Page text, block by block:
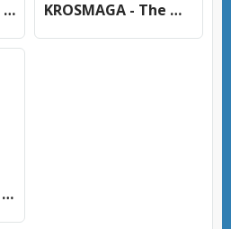
Big 2 (Биг 2) [МОД Unlocked] APK Android KROSMAGA - The WAKFU Card Game (Кросмага) [МОД Меню] APK Android
Twin Cards : Video Chat [МОД Много денег] APK Android